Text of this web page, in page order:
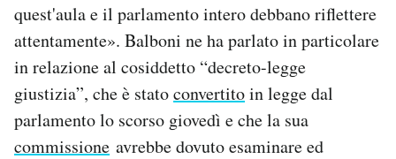
quest'aula e il parlamento intero debbano riflettere
attentamente». Balboni ne ha parlato in particolare
in relazione al cosiddetto “decreto-legge
giustizia”, che è statoconvertitoin legge dal
parlamento lo scorso giovedì e che la sua
commissione avrebbe dovuto esaminare ed